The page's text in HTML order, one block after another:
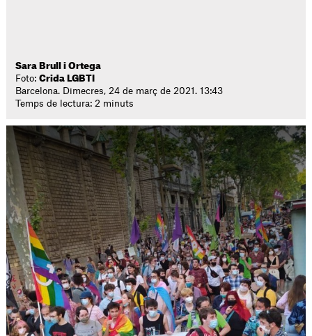
Sara Brull i Ortega
Foto:Crida LGBTI
Barcelona. Dimecres, 24 de març de 2021. 13:43
Temps de lectura: 2 minuts